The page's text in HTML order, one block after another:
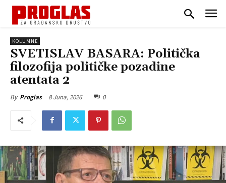
KOLUMNE
SVETISLAV BASARA: Politička
filozofija političke pozadine
atentata 2
By Proglas 8 Juna, 2026 0